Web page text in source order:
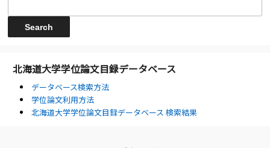
北海道大学学位論文目録データベース
データベース検索方法
学位論文利用方法
北海道大学学位論文目録データベース 検索結果